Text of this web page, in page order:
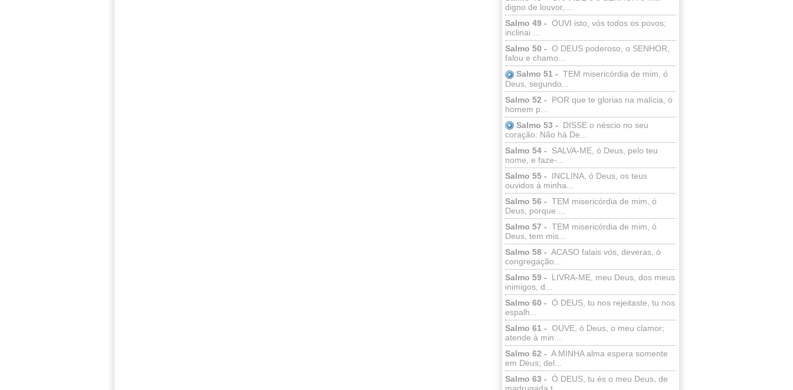
digno de louvor,...
Salmo 49 - OUVI isto, vós todos os povos;
inclinai ...
Salmo 50 - O DEUS poderoso, o SENHOR,
falou e chamo...
Salmo 51 - TEM misericórdia de mim, ó
Deus, segundo...
Salmo 52 -
POR que te glorias na malícia, ó
homem p...
Salmo 53 -
DISSE o néscio no seu
coração: Não há De...
Salmo 54 -
SALVA-ME, ó Deus, pelo teu
nome, e faze-...
Salmo 55 -
INCLINA, ó Deus, os teus
ouvidos à minha...
Salmo 56 - TEM misericórdia de mim, ó
Deus, porque ...
Salmo 57 - TEM misericórdia de mim, ó
Deus, tem mis...
Salmo 58 - ACASO falais vós, deveras, ó
congregação...
Salmo 59 -
LIVRA-ME, meu Deus, dos meus
inimigos, d...
Salmo 60 - Ó DEUS, tu nos rejeitaste, tu nos
espalh...
Salmo 61 - OUVE, ó Deus, o meu clamor;
atende à min...
Salmo 62 - A MINHA alma espera somente
em Deus; del...
Salmo 63 - Ó DEUS, tu és o meu Deus, de